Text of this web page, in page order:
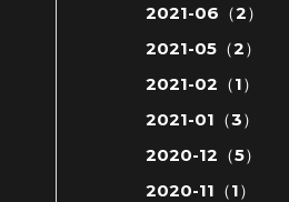
2021-06（2）
2021-05（2）
2021-02（1）
2021-01（3）
2020-12（5）
2020-11（1）